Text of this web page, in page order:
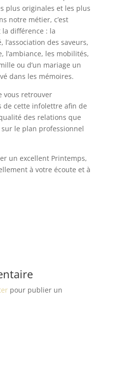
plus originales et les plus
notre métier, c’est
différence : la
l’association des saveurs,
l’ambiance, les mobilités,
ou d’un mariage un
dans les mémoires.
vous retrouver
de cette infolettre afin de
des relations que
le plan professionnel
un excellent Printemps,
à votre écoute et à
pour publier un